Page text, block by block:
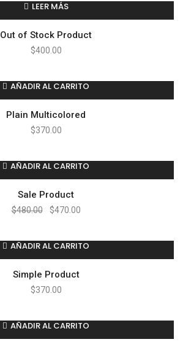
LEER MÁS
Out of Stock Product
$400.00
AÑADIR AL CARRITO
Plain Multicolored
$370.00
AÑADIR AL CARRITO
Sale Product
$480.00 $470.00
AÑADIR AL CARRITO
Simple Product
$370.00
AÑADIR AL CARRITO